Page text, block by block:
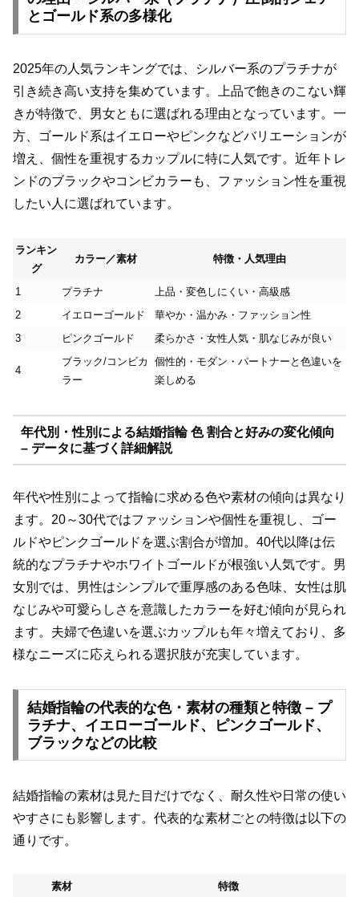
とゴールド系の多様化
2025年の人気ランキングでは、シルバー系のプラチナが
引き続き高い支持を集めています。上品で飽きのこない輝
きが特徴で、男女ともに選ばれる理由となっています。一
方、ゴールド系はイエローやピンクなどバリエーションが
増え、個性を重視するカップルに特に人気です。近年トレ
ンドのブラックやコンビカラーも、ファッション性を重視
したい人に選ばれています。
ランキン
グ
カラー／素材 特徴・人気理由
1 プラチナ
上品・変色しにくい・高級感
2
イエローゴールド
華やか・温かみ・ファッション性
3
ピンクゴールド 柔らかさ・女性人気・肌なじみが良い
4
ブラック/コンビカ
ラー
個性的・モダン・パートナーと色違いを
楽しめる
年代別・性別による結婚指輪 色 割合と好みの変化傾向
– データに基づく詳細解説
年代や性別によって指輪に求める色や素材の傾向は異なり
ます。20～30代ではファッションや個性を重視し、ゴー
ルドやピンクゴールドを選ぶ割合が増加。40代以降は伝
統的なプラチナやホワイトゴールドが根強い人気です。男
女別では、男性はシンプルで重厚感のある色味、女性は肌
なじみや可愛らしさを意識したカラーを好む傾向が見られ
ます。夫婦で色違いを選ぶカップルも年々増えており、多
様なニーズに応えられる選択肢が充実しています。
結婚指輪の代表的な色・素材の種類と特徴 – プ
ラチナ、イエローゴールド、ピンクゴールド、
ブラックなどの比較
結婚指輪の素材は見た目だけでなく、耐久性や日常の使い
やすさにも影響します。代表的な素材ごとの特徴は以下の
通りです。
素材
特徴